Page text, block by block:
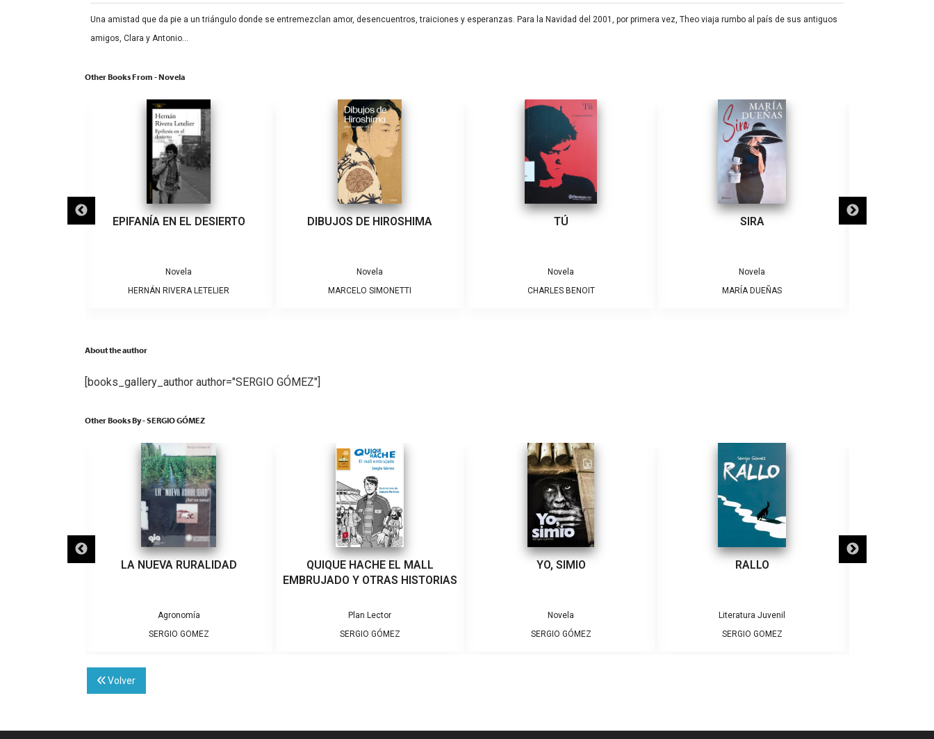
Una amistad que da pie a un triángulo donde se entremezclan amor, desencuentros, traiciones y esperanzas. Para la Navidad del 2001, por primera vez, Theo viaja rumbo al país de sus antiguos
amigos, Clara y Antonio…
Other Books From - Novela
EPIFANÍA EN EL DESIERTO
Novela
HERNÁN RIVERA LETELIER
DIBUJOS DE HIROSHIMA
Novela
MARCELO SIMONETTI
TÚ
Novela
CHARLES BENOIT
SIRA
Novela
MARÍA DUEÑAS
About the author
[books_gallery_author author="SERGIO GÓMEZ"]
Other Books By - SERGIO GÓMEZ
LA NUEVA RURALIDAD
Agronomía
SERGIO GOMEZ
QUIQUE HACHE EL MALL
EMBRUJADO Y OTRAS HISTORIAS
Plan Lector
SERGIO GÓMEZ
YO, SIMIO
Novela
SERGIO GÓMEZ
RALLO
Literatura Juvenil
SERGIO GOMEZ
LOS
Volver